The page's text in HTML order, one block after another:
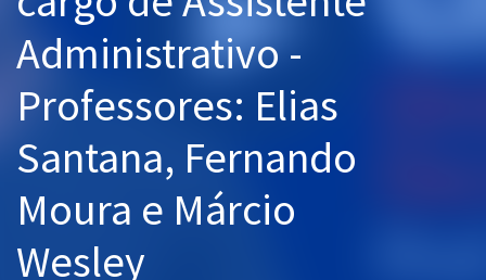
Aprovados
Administrativo -
Professores: Elias
Santana, Fernando
Moura e Márcio
Wesley